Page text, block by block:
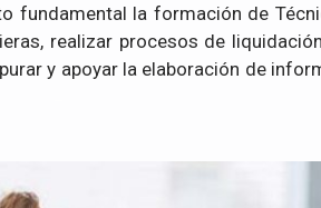
fundamental la formación de
realizar procesos de
y apoyar la elaboración de